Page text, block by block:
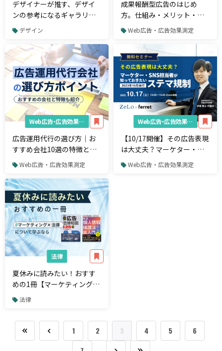
デザイナーが推す、デザイ
ンの参考になるギャラリー
サイト16選
デザイン
成果報酬型広告のはじめ
方。仕組み・メリット・デ
メリットを解説
Web広告・広告効果測定
Web広告・広告効果測定
広告運用代行の選び方｜お
すすめ会社10選の特徴と料
金プラン
Web広告・広告効果測定
Web広告・広告効果測定
【10/17開催】その広告表現
は大丈夫？マーケター・
SNS担当者が知っておきた
Web広告・広告効果測定
法律
夏休みに読みたい！おすす
めの1冊【マーケティング×
法律編】
法律
1 2 3 4 5
6